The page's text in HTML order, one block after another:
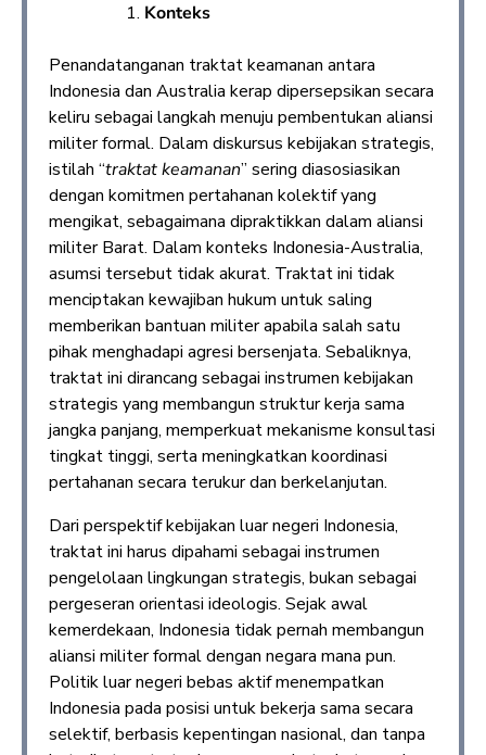
Konteks
Penandatanganan traktat keamanan antara
Indonesia dan Australia kerap dipersepsikan secara
keliru sebagai langkah menuju pembentukan aliansi
militer formal. Dalam diskursus kebijakan strategis,
istilah “traktat keamanan” sering diasosiasikan
dengan komitmen pertahanan kolektif yang
mengikat, sebagaimana dipraktikkan dalam aliansi
militer Barat. Dalam konteks Indonesia-Australia,
asumsi tersebut tidak akurat. Traktat ini tidak
menciptakan kewajiban hukum untuk saling
memberikan bantuan militer apabila salah satu
pihak menghadapi agresi bersenjata. Sebaliknya,
traktat ini dirancang sebagai instrumen kebijakan
strategis yang membangun struktur kerja sama
jangka panjang, memperkuat mekanisme konsultasi
tingkat tinggi, serta meningkatkan koordinasi
pertahanan secara terukur dan berkelanjutan.
Dari perspektif kebijakan luar negeri Indonesia,
traktat ini harus dipahami sebagai instrumen
pengelolaan lingkungan strategis, bukan sebagai
pergeseran orientasi ideologis. Sejak awal
kemerdekaan, Indonesia tidak pernah membangun
aliansi militer formal dengan negara mana pun.
Politik luar negeri bebas aktif menempatkan
Indonesia pada posisi untuk bekerja sama secara
selektif, berbasis kepentingan nasional, dan tanpa